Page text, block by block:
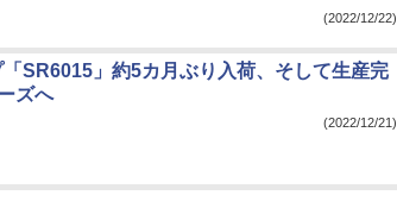
(2022/12/22)
SR6015」約5カ月ぶり入荷、そして生産完
ズへ
(2022/12/21)